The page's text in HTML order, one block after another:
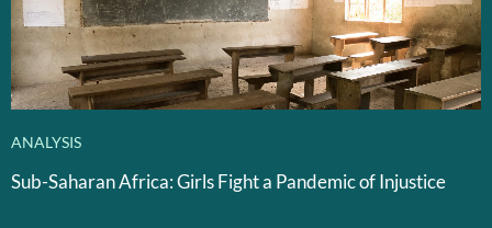
ANALYSIS
Sub-Saharan Africa: Girls Fight a Pandemic of Injustice